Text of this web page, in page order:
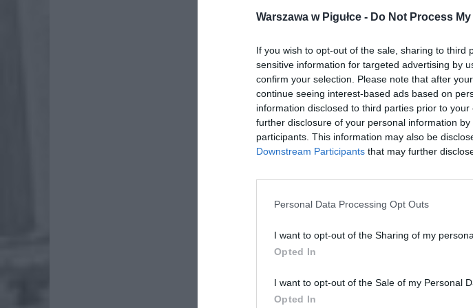
Warszawa w Pigułce - Do Not Process
If you wish to opt-out of the sale, sharing to third
sensitive information for targeted advertising by
confirm your selection. Please note that after
continue seeing interest-based ads based on
information disclosed to third parties prior to
further disclosure of your personal information
participants. This information may also be
Downstream Participants that may further
Personal Data Processing Opt Outs
I want to opt-out of the Sharing of my
Opted In
I want to opt-out of the Sale of my Personal
Opted In
Dodaj nas do preferowanych źródeł w